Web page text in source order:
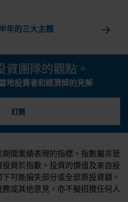
年的三大主題 arrow_forward
資團隊的觀點。
地投資者和經濟師的見解
訂閱
間業績表現的指標。指數屬非管
資於指數。投資的價值及來自投
可能損失部分或全部原投資額。
或其他意見，亦不擬招攬任何人